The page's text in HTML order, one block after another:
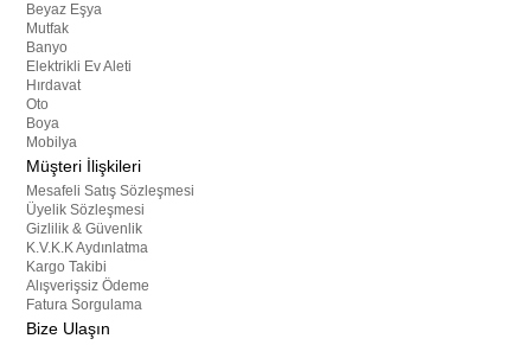
Beyaz Eşya
Mutfak
Banyo
Elektrikli Ev Aleti
Hırdavat
Oto
Boya
Mobilya
Müşteri İlişkileri
Mesafeli Satış Sözleşmesi
Üyelik Sözleşmesi
Gizlilik & Güvenlik
K.V.K.K Aydınlatma
Kargo Takibi
Alışverişsiz Ödeme
Fatura Sorgulama
Bize Ulaşın